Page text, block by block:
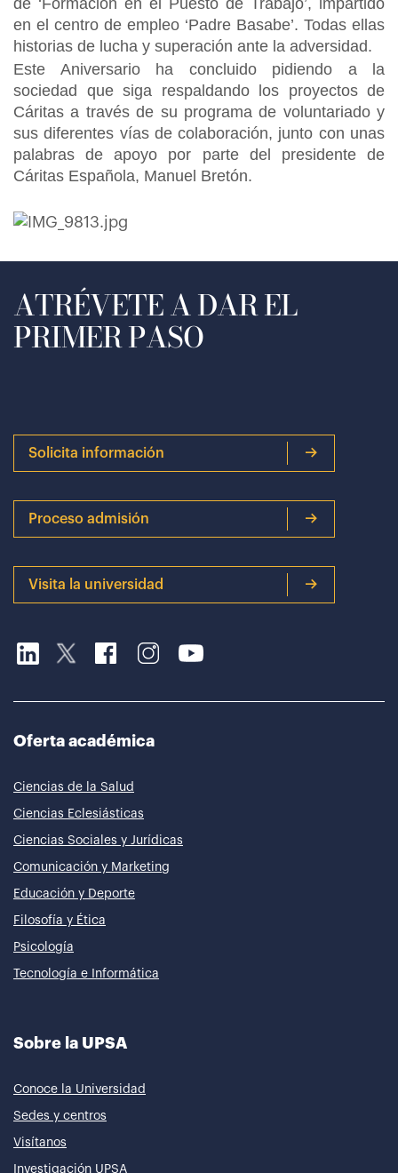
de ‘Formación en el Puesto de Trabajo’, impartido
en el centro de empleo ‘Padre Basabe’. Todas ellas
historias de lucha y superación ante la adversidad.
Este Aniversario ha concluido pidiendo a la
sociedad que siga respaldando los proyectos de
Cáritas a través de su programa de voluntariado y
sus diferentes vías de colaboración, junto con unas
palabras de apoyo por parte del presidente de
Cáritas Española, Manuel Bretón.
ATRÉVETE A DAR EL
PRIMER PASO
Solicita información
Proceso admisión
Visita la universidad
Oferta académica
Ciencias de la Salud
Ciencias Eclesiásticas
Ciencias Sociales y Jurídicas
Comunicación y Marketing
Educación y Deporte
Filosofía y Ética
Psicología
Tecnología e Informática
Sobre la UPSA
Conoce la Universidad
Sedes y centros
Visítanos
Investigación UPSA